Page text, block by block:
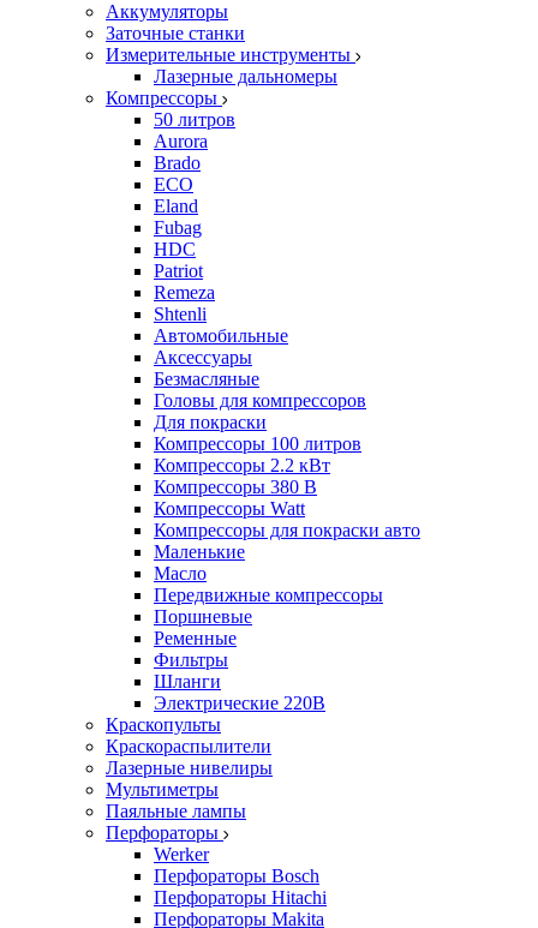
Аккумуляторы
Заточные станки
Измерительные инструменты
Лазерные дальномеры
Компрессоры
50 литров
Aurora
Brado
ECO
Eland
Fubag
HDC
Patriot
Remeza
Shtenli
Автомобильные
Аксессуары
Безмасляные
Головы для компрессоров
Для покраски
Компрессоры 100 литров
Компрессоры 2.2 кВт
Компрессоры 380 В
Компрессоры Watt
Компрессоры для покраски авто
Маленькие
Масло
Передвижные компрессоры
Поршневые
Ременные
Фильтры
Шланги
Электрические 220В
Краскопульты
Краскораспылители
Лазерные нивелиры
Мультиметры
Паяльные лампы
Перфораторы
Werker
Перфораторы Bosch
Перфораторы Hitachi
Перфораторы Makita